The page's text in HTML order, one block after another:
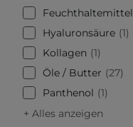
Feuchthaltemittel
Hyaluronsäure 1
Kollagen
1
Öle / Butter
27
Panthenol
1
+ Alles anzeigen